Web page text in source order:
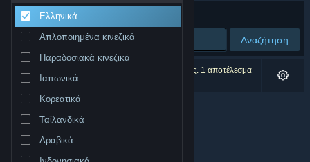
Υποστήριξη
Αλλαγή γλώσσας
Προβολή ιστοσελίδας για υπολογιστές
Ελληνικά
Απλοποιημένα κινεζικά
Παραδοσιακά κινεζικά
Ιαπωνικά
Κορεατικά
Ταϊλανδικά
Αραβικά
Ταξινόμηση ανά
Αναζήτηση
0 αποτελέσματα ταιριάζουν με την αναζήτησή σας. 1 αποτέλεσμα
αποκλείστηκε βάσει των προτιμήσεών σας.